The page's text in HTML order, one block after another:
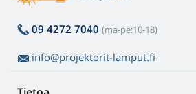
09 4272 7040 (ma-pe:10-18)
info@projektorit-lamput.fi